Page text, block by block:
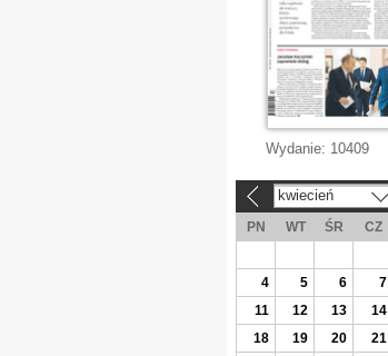
Wydanie: 10409
kwiecień
PN WT ŚR CZ
4
5 6 7
11
12 13 14
18
19 20 21